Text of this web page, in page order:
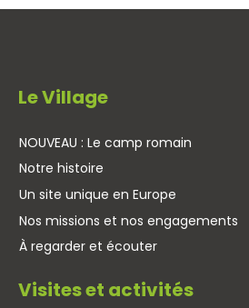
Le Village
NOUVEAU : Le camp romain
Notre histoire
Un site unique en Europe
Nos missions et nos engagements
À regarder et écouter
Visites et activités